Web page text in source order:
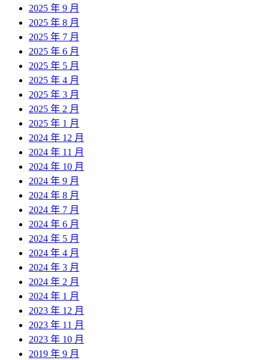
2025 年 9 月
2025 年 8 月
2025 年 7 月
2025 年 6 月
2025 年 5 月
2025 年 4 月
2025 年 3 月
2025 年 2 月
2025 年 1 月
2024 年 12 月
2024 年 11 月
2024 年 10 月
2024 年 9 月
2024 年 8 月
2024 年 7 月
2024 年 6 月
2024 年 5 月
2024 年 4 月
2024 年 3 月
2024 年 2 月
2024 年 1 月
2023 年 12 月
2023 年 11 月
2023 年 10 月
2019 年 9 月